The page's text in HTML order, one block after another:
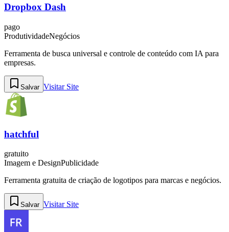
Dropbox Dash
pago
ProdutividadeNegócios
Ferramenta de busca universal e controle de conteúdo com IA para
empresas.
Salvar Visitar Site
hatchful
gratuito
Imagem e DesignPublicidade
Ferramenta gratuita de criação de logotipos para marcas e negócios.
Salvar Visitar Site